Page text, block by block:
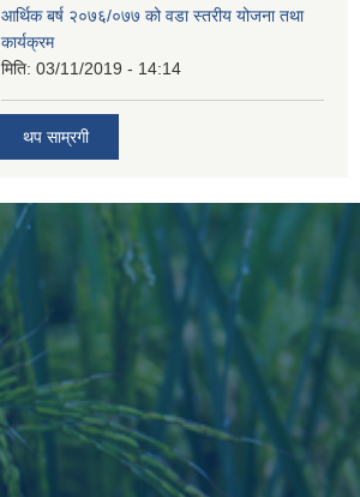
आर्थिक बर्ष २०७६/०७७ को वडा स्तरीय योजना तथा
कार्यक्रम
मिति: 03/11/2019 - 14:14
थप साम्रगी